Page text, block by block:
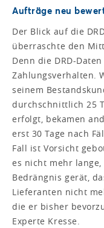
Aufträge neu
Der Blick auf die
überraschte den
Denn die DRD-
Zahlungsverhalten.
seinem
durchschnittlich 25
erfolgt, bekamen
erst 30 Tage nach
Fall ist Vorsicht
es nicht mehr
Bedrängnis gerät,
Lieferanten nicht
die er bisher
Experte Kresse.